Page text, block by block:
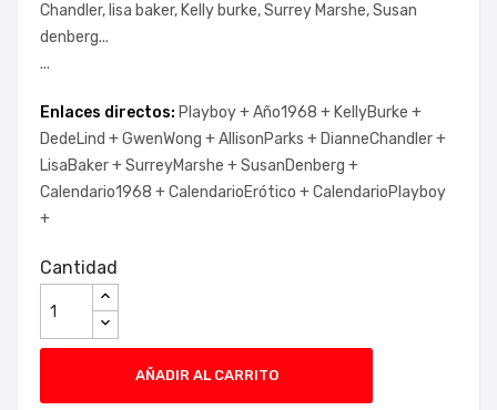
Chandler, lisa baker, Kelly burke, Surrey Marshe, Susan
denberg...
...
Enlaces directos: Playboy +Año1968 + KellyBurke +
DedeLind +GwenWong +AllisonParks + DianneChandler +
LisaBaker +SurreyMarshe +SusanDenberg +
Calendario1968 +CalendarioErótico +CalendarioPlayboy
+
Cantidad
AÑADIR AL CARRITO